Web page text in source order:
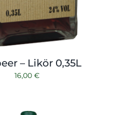
– Likör 0,35L
16,00 €